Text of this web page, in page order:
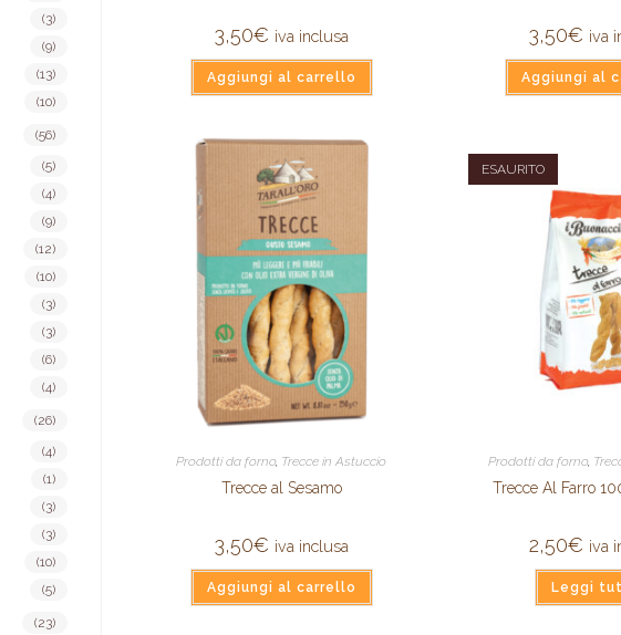
3,50€ iva inclusa
Aggiungi al carrello
3,50€ iva
Aggiungi al
Prodotti da forno, Trecce in Astuccio
Trecce al Sesamo
3,50€ iva inclusa
Aggiungi al carrello
ESAURITO
Prodotti da forno,
Trecce Al Farro
2,50€ iva
Leggi
(3)
(9)
(13)
(10)
(56)
(5)
(4)
(9)
(12)
(10)
(3)
(3)
(6)
(4)
(26)
(4)
(1)
(3)
(3)
(10)
(5)
(23)